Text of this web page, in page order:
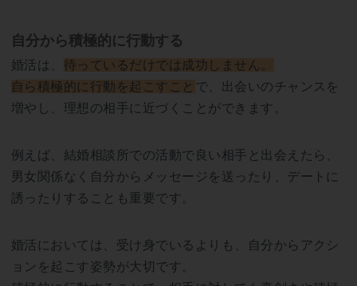
自分から積極的に行動する
婚活は、 待っているだけでは成功しません。
自ら積極的に行動を起こすこと で、出会いのチャンスを
増やし、理想の相手に近づくことができます。
例えば、結婚相談所での活動で良い相手と出会えたら、
男女関係なく自分からメッセージを送ったり、デートに
誘ったりすることも重要です。
婚活においては、受け身でいるよりも、自分からアクシ
ョンを起こす姿勢が大切です。